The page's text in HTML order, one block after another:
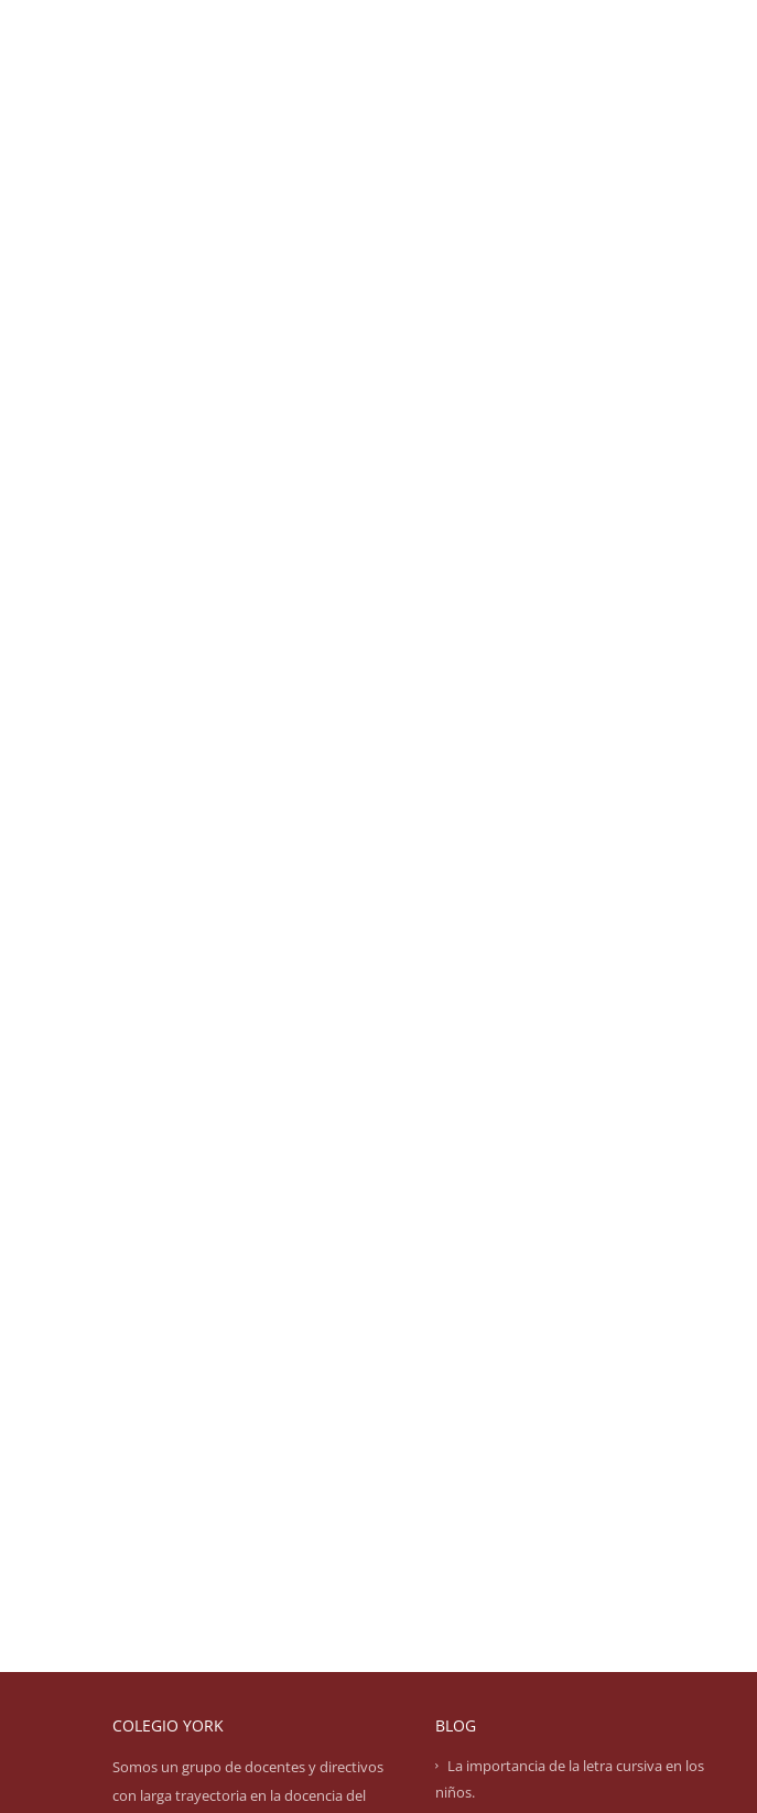
COLEGIO YORK
Somos un grupo de docentes y directivos
con larga trayectoria en la docencia del
BLOG
La importancia de la letra cursiva en los
niños.